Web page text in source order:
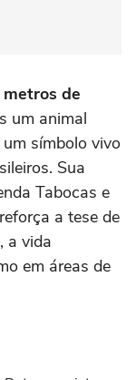
de
um animal
símbolo vivo
Sua
Tabocas e
a tese de
a vida
em áreas de